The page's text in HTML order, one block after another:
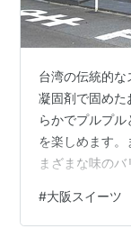
台湾の伝統的
凝固剤で固めた
らかでプルプ
を楽しめます。
まざまな味の
にかかることが
えば「南所豆
#大阪スイーツ